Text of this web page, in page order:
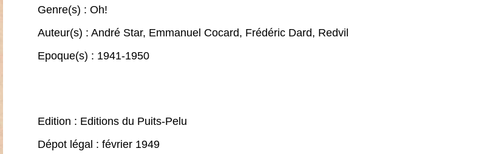
Genre(s) : Oh!
Auteur(s) : André Star, Emmanuel Cocard, Frédéric Dard, Redvil
Epoque(s) : 1941-1950
Edition : Editions du Puits-Pelu
Dépot légal : février 1949